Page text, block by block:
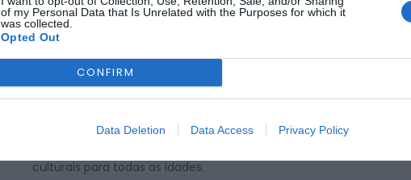
of my Personal Data that Is Unrelated with the Purposes for which it
was collected.
Opted Out
CONFIRM
Data Deletion Data Access Privacy Policy
promete voltar a animar o Vale Santo com um cartaz
diversificado no Palco 1, já confirmado pela organização. O evento
culturais para todas as idades.